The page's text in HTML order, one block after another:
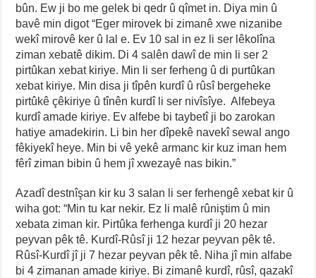
bûn. Ew ji bo me gelek bi qedr û qîmet in. Diya min û
bavê min digot “Eger mirovek bi zimanê xwe nizanibe
wekî mirovê ker û lal e. Ev 10 sal in ez li ser lêkolîna
ziman xebatê dikim. Di 4 salên dawî de min li ser 2
pirtûkan xebat kiriye. Min li ser ferheng û di purtûkan
xebat kiriye. Min disa ji tîpên kurdî û rûsî bergeheke
pirtûkê çêkiriye û tînên kurdî li ser nivîsîye. Alfebeya
kurdî amade kiriye. Ev alfebe bi taybetî ji bo zarokan
hatiye amadekirin. Li bin her dîpekê navekî sewal ango
fêkiyekî heye. Min bi vê yekê armanc kir kuz iman hem
fêrî ziman bibin û hem jî xwezayê nas bikin.”
Azadî destnîşan kir ku 3 salan li ser ferhengê xebat kir û
wiha got: “Min tu kar nekir. Ez li malê rûniştim û min
xebata ziman kir. Pirtûka ferhenga kurdî ji 20 hezar
peyvan pêk tê. Kurdî-Rûsî ji 12 hezar peyvan pêk tê.
Rûsî-Kurdî jî ji 7 hezar peyvan pêk tê. Niha jî min alfabe
bi 4 zimanan amade kiriye. Bi zimanê kurdî, rûsî, qazakî